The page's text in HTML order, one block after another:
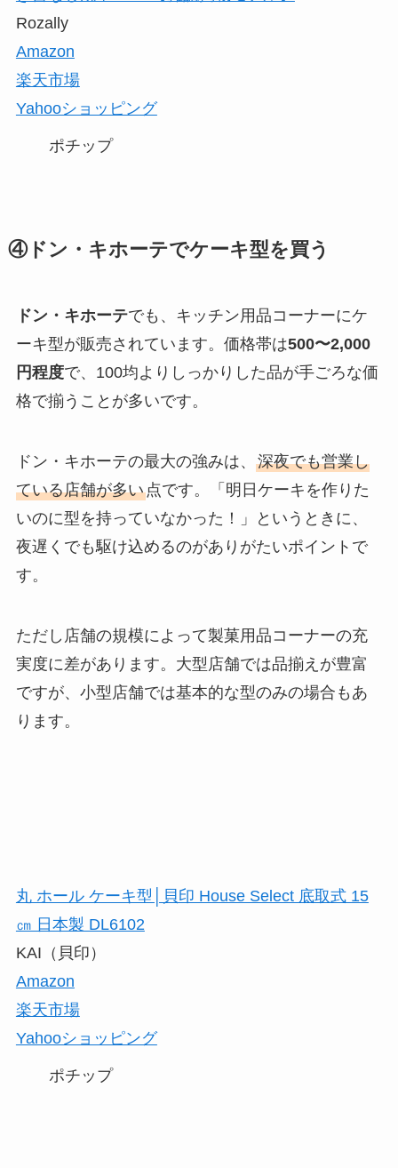
Rozally
Amazon
楽天市場
Yahooショッピング
ポチップ
④ドン・キホーテでケーキ型を買う
ドン・キホーテでも、キッチン用品コーナーにケ
ーキ型が販売されています。価格帯は500〜2,000
円程度で、100均よりしっかりした品が手ごろな価
格で揃うことが多いです。
ドン・キホーテの最大の強みは、 深夜でも営業し
ている店舗が多い点です。「明日ケーキを作りた
いのに型を持っていなかった！」というときに、
夜遅くでも駆け込めるのがありがたいポイントで
す。
ただし店舗の規模によって製菓用品コーナーの充
実度に差があります。大型店舗では品揃えが豊富
ですが、小型店舗では基本的な型のみの場合もあ
ります。
丸 ホール ケーキ型│貝印 House Select 底取式 15
㎝ 日本製 DL6102
KAI（貝印）
Amazon
楽天市場
Yahooショッピング
ポチップ